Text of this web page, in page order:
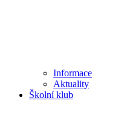
Informace
Aktuality
Školní klub